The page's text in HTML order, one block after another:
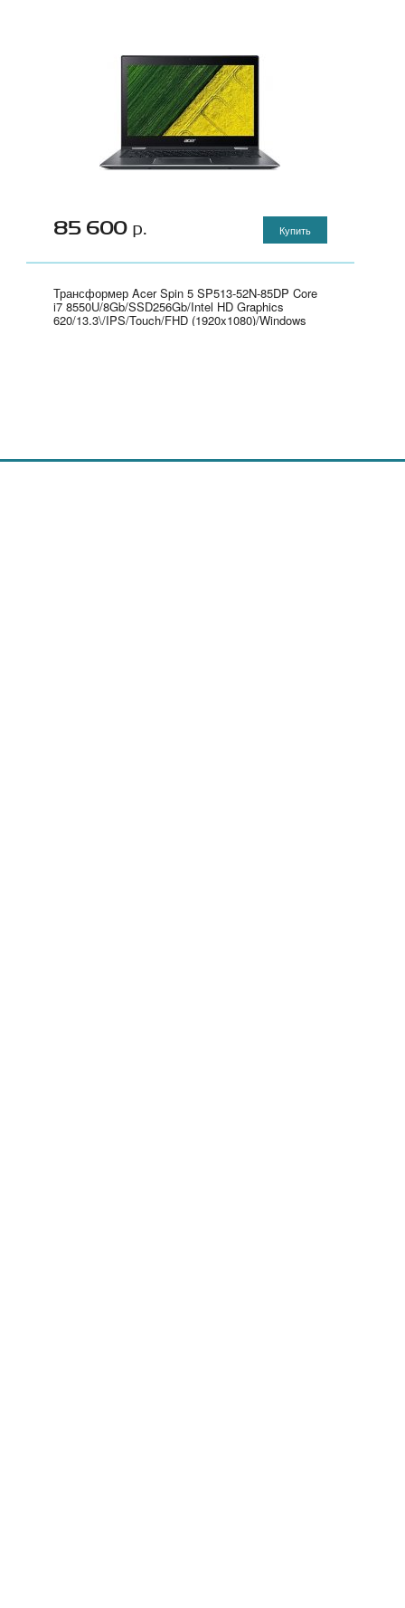
85 600р. Купить
Трансформер Acer Spin 5 SP513-52N-85DP Core
i7 8550U/8Gb/SSD256Gb/Intel HD Graphics
620/13.3\/IPS/Touch/FHD (1920x1080)/Windows